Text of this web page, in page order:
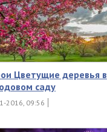
Цветущие деревья в
саду
2016, 09:56